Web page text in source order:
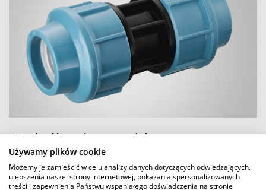
Używamy plików cookie
Możemy je zamieścić w celu analizy danych dotyczących odwiedzających,
ulepszenia naszej strony internetowej, pokazania spersonalizowanych
treści i zapewnienia Państwu wspaniałego doświadczenia na stronie
Podwójne złącza zaciskowe
DOWIEDZCIE SIĘ WIĘCEJ